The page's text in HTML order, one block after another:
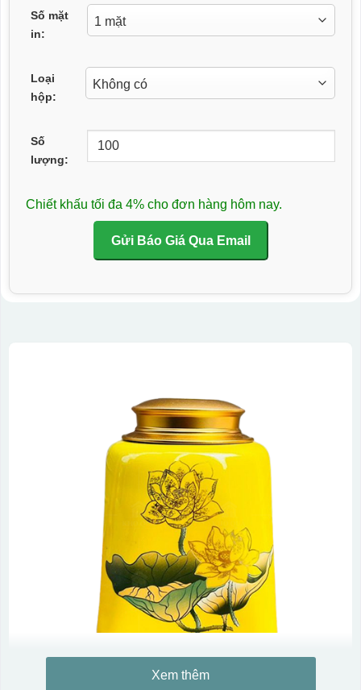
Số mặt
in:
Loại
hộp:
Số
lượng:
Chiết khấu tối đa 4% cho đơn hàng hôm nay.
Gửi Báo Giá Qua Email
Xem thêm